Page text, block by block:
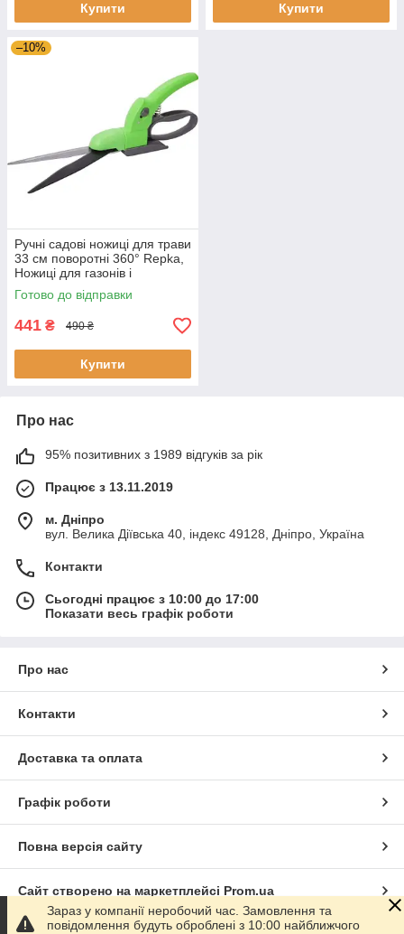
Купити Купити
–10%
Ручні садові ножиці для трави
33 см поворотні 360° Repka,
Ножиці для газонів і
чагарників
Готово до відправки
441 ₴ 490 ₴
Купити
Про нас
95% позитивних з 1989 відгуків за рік
Працює з 13.11.2019
м. Дніпро
вул. Велика Діївська 40, індекс 49128, Дніпро, Україна
Контакти
Сьогодні працює з 10:00 до 17:00
Показати весь графік роботи
Про нас
Контакти
Доставка та оплата
Графік роботи
Повна версія сайту
Сайт створено на маркетплейсі Prom.ua
Зараз у компанії неробочий час. Замовлення та
повідомлення будуть оброблені з 10:00 найближчого